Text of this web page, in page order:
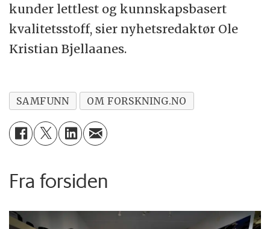
kunder lettlest og kunnskapsbasert
kvalitetsstoff, sier nyhetsredaktør Ole
Kristian Bjellaanes.
SAMFUNN OM FORSKNING.NO
Fra forsiden